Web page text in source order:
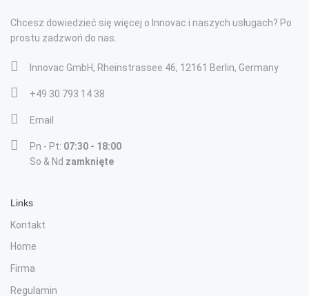
Chcesz dowiedzieć się więcej o Innovac i naszych usługach? Po
prostu zadzwoń do nas.
Innovac GmbH, Rheinstrassee 46, 12161 Berlin, Germany
+49 30 793 14 38
Email
Pn - Pt: 07:30 - 18:00
So & Nd zamknięte
Links
Kontakt
Home
Firma
Regulamin